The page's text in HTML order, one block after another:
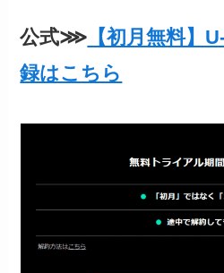
公式⋙ 【初月無料】
録はこちら